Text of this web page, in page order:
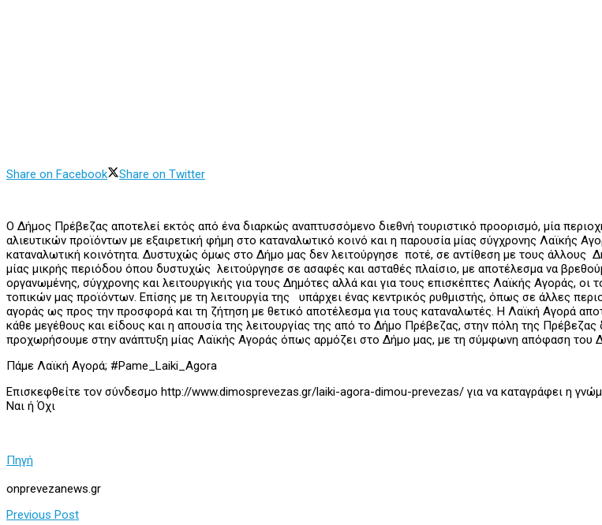
Share on Facebook Share on Twitter
Ο Δήμος Πρέβεζας αποτελεί εκτός από ένα διαρκώς αναπτυσσόμενο διεθνή τουριστικό προορισμό, μία
αλιευτικών προϊόντων με εξαιρετική φήμη στο καταναλωτικό κοινό και η παρουσία μίας σύγχρονης Λαϊκής
καταναλωτική κοινότητα. Δυστυχώς όμως στο Δήμο μας δεν λειτούργησε ποτέ, σε αντίθεση με τους άλλους
μίας μικρής περιόδου όπου δυστυχώς λειτούργησε σε ασαφές και ασταθές πλαίσιο, με αποτέλεσμα να
οργανωμένης, σύγχρονης και λειτουργικής για τους Δημότες αλλά και για τους επισκέπτες Λαϊκής Αγοράς,
τοπικών μας προϊόντων. Επίσης με τη λειτουργία της υπάρχει ένας κεντρικός ρυθμιστής, όπως σε άλλες
αγοράς ως προς την προσφορά και τη ζήτηση με θετικό αποτέλεσμα για τους καταναλωτές. Η Λαϊκή Αγορά
κάθε μεγέθους και είδους και η απουσία της λειτουργίας της από το Δήμο Πρέβεζας, στην πόλη της
προχωρήσουμε στην ανάπτυξη μίας Λαϊκής Αγοράς όπως αρμόζει στο Δήμο μας, με τη σύμφωνη απόφαση του
Πάμε Λαϊκή Αγορά; #Pame_Laiki_Agora
Επισκεφθείτε τον σύνδεσμο http://www.dimosprevezas.gr/laiki-agora-dimou-prevezas/ για να καταγράφει η
Ναι ή Όχι
Πηγή
onprevezanews.gr
Previous Post